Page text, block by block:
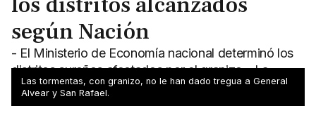
según Nación
- El Ministerio de Economía nacional determinó los
distritos sureños afectados por el granizo - La
emergencia estará vigente hasta marzo de 2027
Las tormentas, con granizo, no le han dado tregua a General
Alvear y San Rafael.